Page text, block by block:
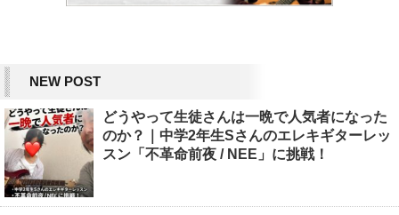
NEW POST
どうやって生徒さんは一晩で人気者になった
のか？｜中学2年生Sさんのエレキギターレッ
スン「不革命前夜 / NEE」に挑戦！